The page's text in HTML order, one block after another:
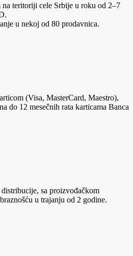
teritoriji cele Srbije u roku od 2–7
u nekoj od 80 prodavnica.
(Visa, MasterCard, Maestro),
do 12 mesečnih rata karticama Banca
sa proizvođačkom
u trajanju od 2 godine.